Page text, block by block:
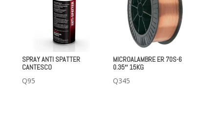
SPRAY ANTI SPATTER
CANTESCO
Q95
MICROALAMBRE ER 70S-6
0.35″ 15KG
Q345